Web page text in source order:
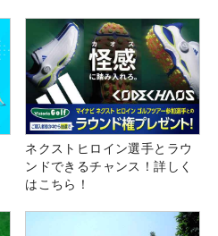
ネクストヒロイン選手とラウ
ンドできるチャンス！詳しく
はこちら！